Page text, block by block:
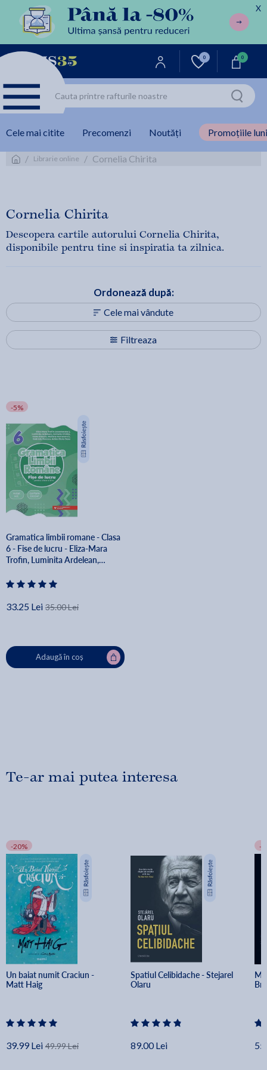
X
0 0
Cele mai citite Precomenzi Noutăți Promoțiile
/ Librarie online / Cornelia Chirita
Cornelia Chirita
Descopera cartile autorului Cornelia Chirita,
disponibile pentru tine si inspiratia ta zilnica.
Filtreaza
Ordonează după:
Cele mai vândute
-5%
Gramatica limbii romane - Clasa
6 - Fise de lucru - Eliza-Mara
Trofin, Luminita Ardelean,
Mariana Gurtavenco, Gabriela
33.25 Lei 35.00 Lei
Adaugă în coș
Te-ar mai putea interesa
-20%
Un baiat numit Craciun -
Matt Haig
39.99 Lei 49.99 Lei
Spatiul Celibidache - Stejarel
Olaru
89.00 Lei
-